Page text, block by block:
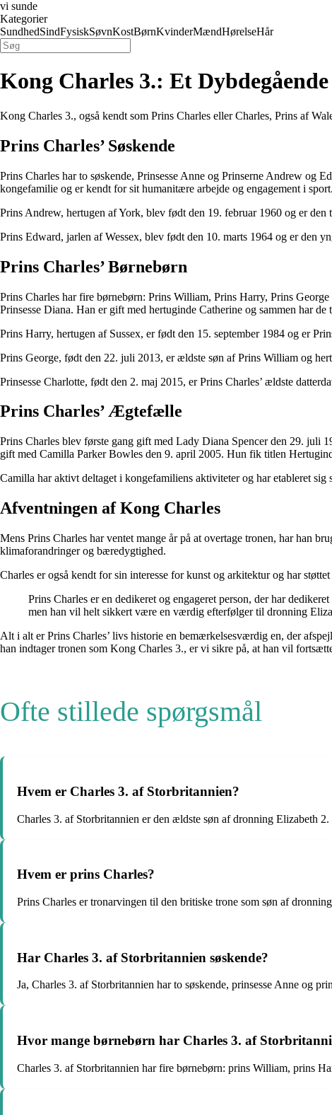
vi sunde
Kategorier
SundhedSindFysiskSøvnKostBørnKvinderMændHørelseHår
Kong Charles 3.: Et
Kong Charles 3., også kendt som Prins Charles eller Charles, Prins af
Prins Charles’ Søskende
Prins Charles har to søskende, Prinsesse Anne og Prinserne Andrew og
kongefamilie og er kendt for sit humanitære arbejde og engagement i sport.
Prins Andrew, hertugen af York, blev født den 19. februar 1960 og er
Prins Edward, jarlen af Wessex, blev født den 10. marts 1964 og er den
Prins Charles’ Børnebørn
Prins Charles har fire børnebørn: Prins William, Prins Harry, Prins
Prinsesse Diana. Han er gift med hertuginde Catherine og sammen har de
Prins Harry, hertugen af Sussex, er født den 15. september 1984 og er
Prins George, født den 22. juli 2013, er ældste søn af Prins William og
Prinsesse Charlotte, født den 2. maj 2015, er Prins Charles’ ældste
Prins Charles’ Ægtefælle
Prins Charles blev første gang gift med Lady Diana Spencer den 29. juli
gift med Camilla Parker Bowles den 9. april 2005. Hun fik titlen
Camilla har aktivt deltaget i kongefamiliens aktiviteter og har etableret
Afventningen af Kong Charles
Mens Prins Charles har ventet mange år på at overtage tronen, har han
klimaforandringer og bæredygtighed.
Charles er også kendt for sin interesse for kunst og arkitektur og har
Prins Charles er en dedikeret og engageret person, der har
men han vil helt sikkert være en værdig efterfølger til dronning
Alt i alt er Prins Charles’ livs historie en bemærkelsesværdig en, der
han indtager tronen som Kong Charles 3., er vi sikre på, at han vil
Ofte stillede spørgsmål
Hvem er Charles 3. af Storbritannien?
Charles 3. af Storbritannien er den ældste søn af dronning Elizabeth 2.
Hvem er prins Charles?
Prins Charles er tronarvingen til den britiske trone som søn af
Har Charles 3. af Storbritannien søskende?
Ja, Charles 3. af Storbritannien har to søskende, prinsesse Anne og
Hvor mange børnebørn har Charles 3. af
Charles 3. af Storbritannien har fire børnebørn: prins William, prins